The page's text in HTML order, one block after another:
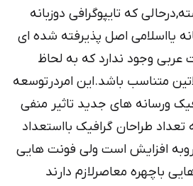
که تایپوگرافی دوزبانه
یااسلامی اصل پذیرفته شده ای
وجود ندارد که به لحاظ
متناسب باشد.این امردرتوسعه
ورسانه های جدید تاثیر منفی
طراحان گرافیک بااستعداد
روبه افزایش است ولی فونت هایی
باچهره معاصرلازم دارند